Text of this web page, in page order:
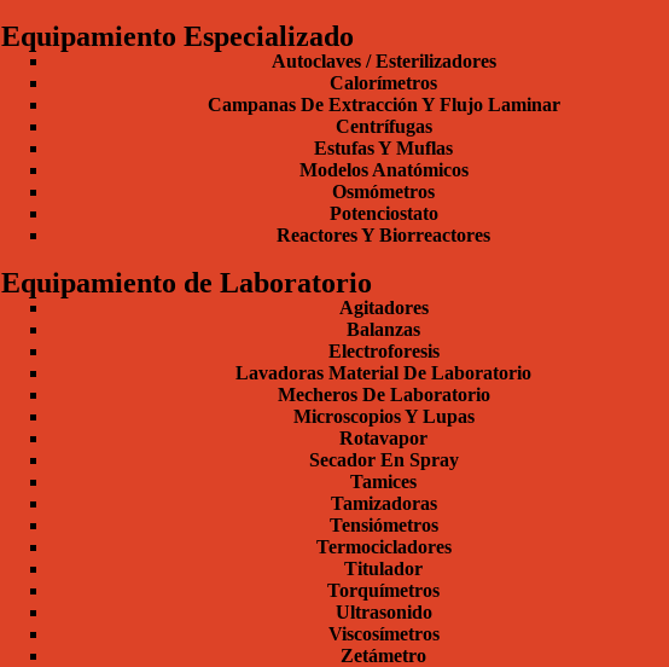
Equipamiento Especializado
Autoclaves / Esterilizadores
Calorímetros
Campanas De Extracción Y Flujo Laminar
Centrífugas
Estufas Y Muflas
Modelos Anatómicos
Osmómetros
Potenciostato
Reactores Y Biorreactores
Equipamiento de Laboratorio
Agitadores
Balanzas
Electroforesis
Lavadoras Material De Laboratorio
Mecheros De Laboratorio
Microscopios Y Lupas
Rotavapor
Secador En Spray
Tamices
Tamizadoras
Tensiómetros
Termocicladores
Titulador
Torquímetros
Ultrasonido
Viscosímetros
Zetámetro